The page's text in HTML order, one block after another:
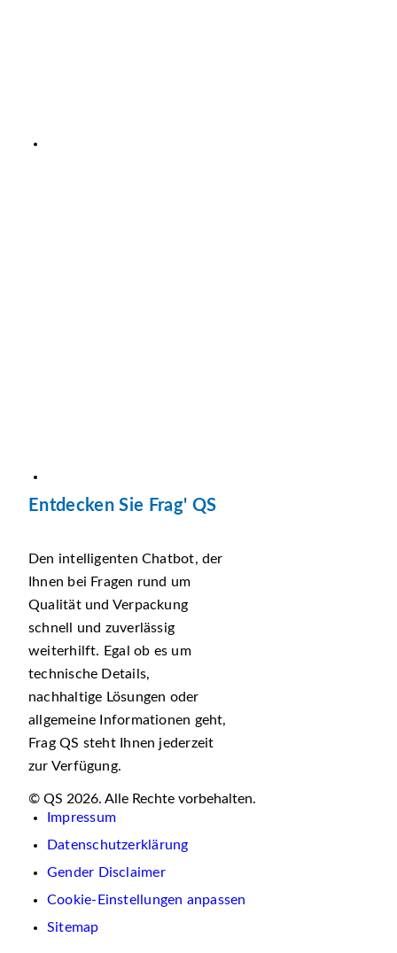
Entdecken Sie Frag' QS
Den intelligenten Chatbot, der
Ihnen bei Fragen rund um
Qualität und Verpackung
schnell und zuverlässig
weiterhilft. Egal ob es um
technische Details,
nachhaltige Lösungen oder
allgemeine Informationen geht,
Frag QS steht Ihnen jederzeit
zur Verfügung.
© QS 2026. Alle Rechte vorbehalten.
Impressum
Datenschutzerklärung
Gender Disclaimer
Cookie-Einstellungen anpassen
Sitemap